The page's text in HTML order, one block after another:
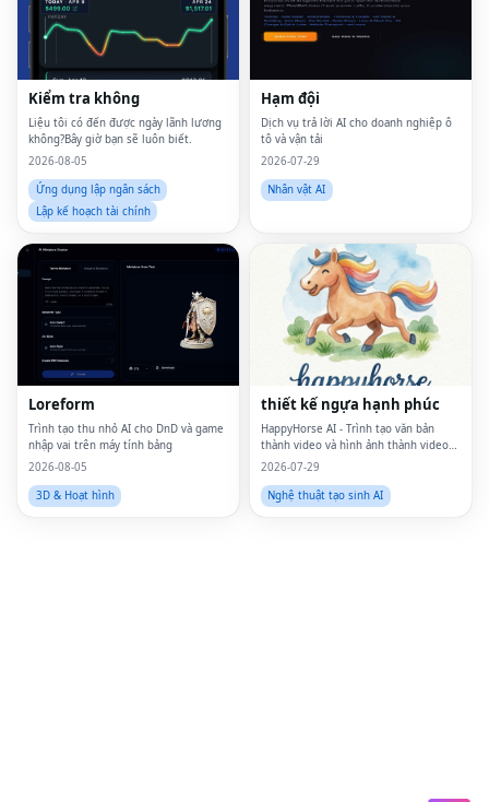
Kiểm tra không
Liệu tôi có đến được ngày lãnh lương
không?Bây giờ bạn sẽ luôn biết.
2026-08-05
Ứng dụng lập ngân sách
Lập kế hoạch tài chính
Hạm đội
Dịch vụ trả lời AI cho doanh nghiệp ô
tô và vận tải
2026-07-29
Nhân vật AI
Loreform
Trình tạo thu nhỏ AI cho DnD và game
nhập vai trên máy tính bảng
2026-08-05
3D & Hoạt hình
thiết kế ngựa hạnh phúc
HappyHorse AI - Trình tạo văn bản
thành video và hình ảnh thành video
miễn phí trong trình duyệt của bạn
2026-07-29
Nghệ thuật tạo sinh AI